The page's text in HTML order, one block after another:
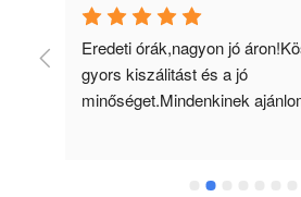
Eredeti órák,nagyon jó
gyors kiszálitást és a jó
minőséget.Mindenkinek